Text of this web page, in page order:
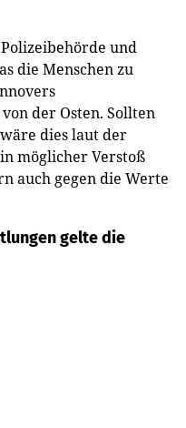
und
die Menschen zu
der Osten. Sollten
dies laut der
möglicher Verstoß
auch gegen die Werte
gelte die